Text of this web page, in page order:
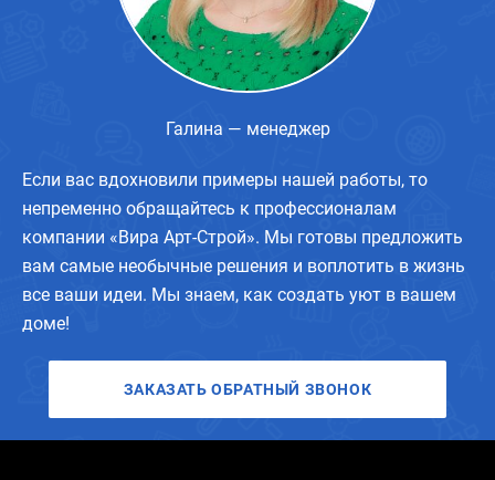
Если вас вдохновили примеры нашей работы, то
непременно обращайтесь к профессионалам
компании «Вира Арт-Строй». Мы готовы предложить
вам самые необычные решения и воплотить в жизнь
все ваши идеи. Мы знаем, как создать уют в вашем
доме!
ЗАКАЗАТЬ ОБРАТНЫЙ ЗВОНОК
Галина — менеджер